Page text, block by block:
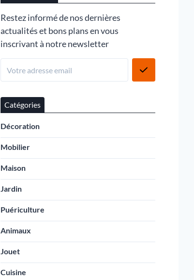
Restez informé de nos dernières
actualités et bons plans en vous
inscrivant à notre newsletter
Catégories
Décoration
Mobilier
Maison
Jardin
Puériculture
Animaux
Jouet
Cuisine